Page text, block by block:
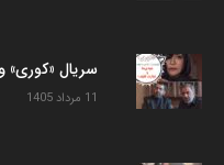
سریال «کوری»
11 مرداد 1405